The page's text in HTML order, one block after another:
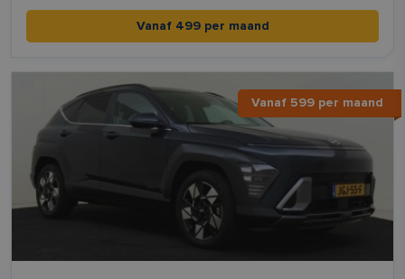
Vanaf 499 per maand
Vanaf 599 per maand